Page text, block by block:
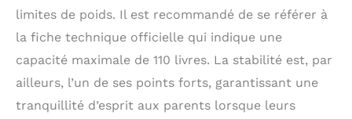
limites de poids. Il est recommandé de se référer à
la fiche technique officielle qui indique une
capacité maximale de 110 livres. La stabilité est, par
ailleurs, l’un de ses points forts, garantissant une
tranquillité d’esprit aux parents lorsque leurs